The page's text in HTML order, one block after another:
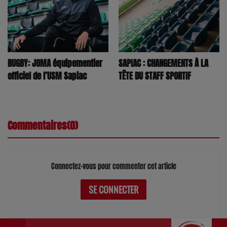
RUGBY: JOMA équipementier
officiel de l’USM Sapiac
SAPIAC : CHANGEMENTS À LA
TÊTE DU STAFF SPORTIF
Commentaires(0)
Connectez-vous pour commenter cet article
SE CONNECTER